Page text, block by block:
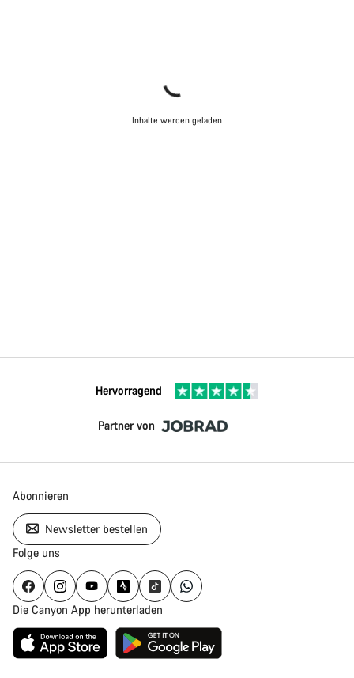
Inhalte werden geladen
Hervorragend
Partner von
Abonnieren
Newsletter bestellen
Folge uns
Die Canyon App herunterladen